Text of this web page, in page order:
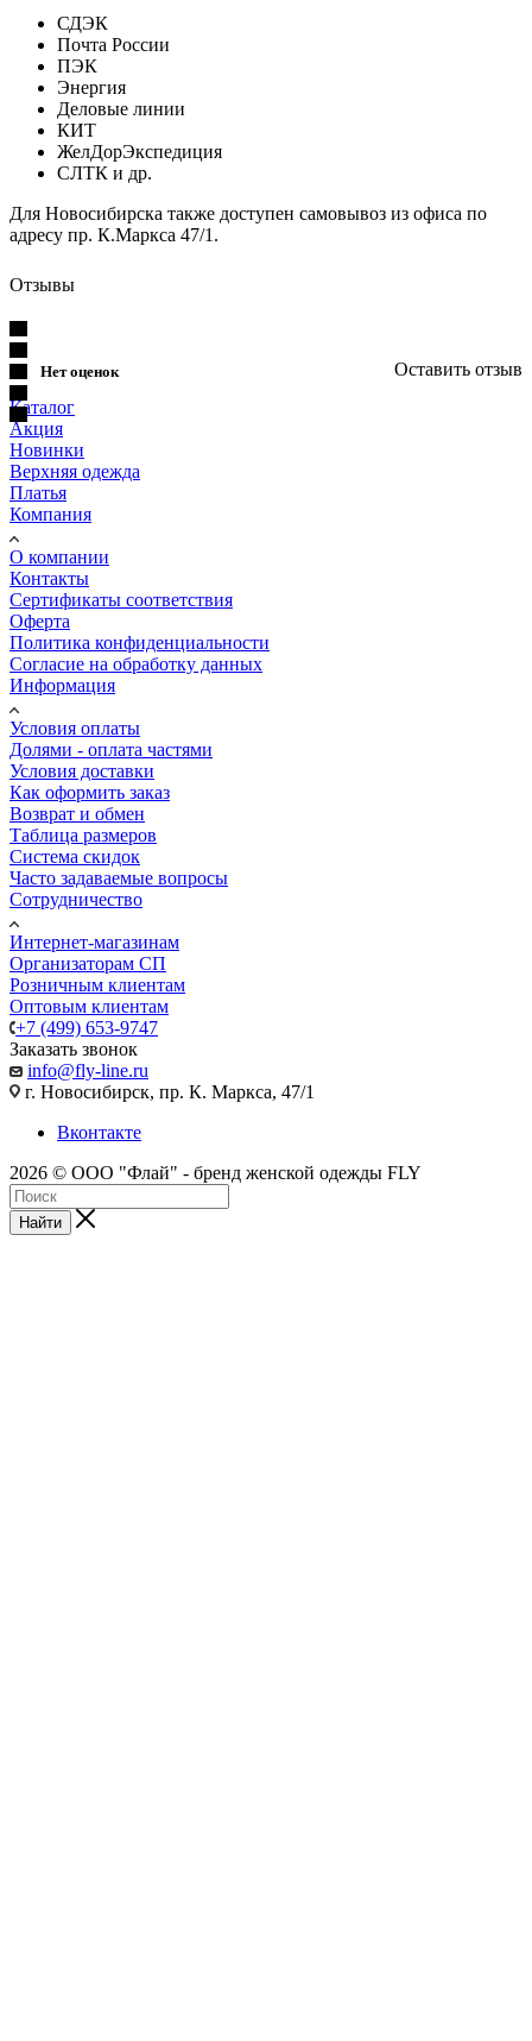
СДЭК
Почта России
ПЭК
Энергия
Деловые линии
КИТ
ЖелДорЭкспедиция
СЛТК и др.
Для Новосибирска также доступен самовывоз из офиса по
адресу пр. К.Маркса 47/1.
Отзывы
Нет оценок
Оставить отзыв
Каталог
Акция
Новинки
Верхняя одежда
Платья
Компания
О компании
Контакты
Сертификаты соответствия
Оферта
Политика конфиденциальности
Согласие на обработку данных
Информация
Условия оплаты
Долями - оплата частями
Условия доставки
Как оформить заказ
Возврат и обмен
Таблица размеров
Система скидок
Часто задаваемые вопросы
Сотрудничество
Интернет-магазинам
Организаторам СП
Розничным клиентам
Оптовым клиентам
+7 (499) 653-9747
Заказать звонок
info@fly-line.ru
г. Новосибирск, пр. К. Маркса, 47/1
Вконтакте
2026 © ООО "Флай" - бренд женской одежды FLY
Найти